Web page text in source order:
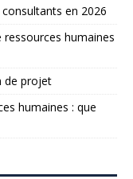
en 2026
humaines
de projet
humaines : que